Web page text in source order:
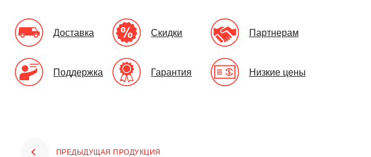
Доставка Скидки Партнерам
Поддержка Гарантия Низкие цены
ПРЕДЫДУЩАЯ ПРОДУКЦИЯ